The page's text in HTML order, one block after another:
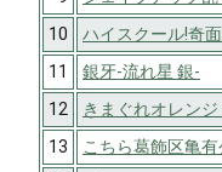
10
ハイスクール!奇
11
銀牙-流れ星 銀-
12
きまぐれオレンジ
13
こちら葛飾区亀